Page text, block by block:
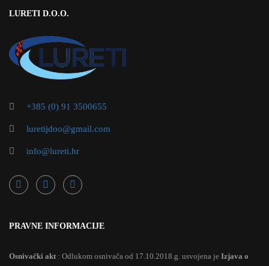
LURETI D.O.O.
+385 (0) 91 3500655
luretijdoo@gmail.com
info@lureti.hr
PRAVNE INFORMACIJE
Osnivački akt : Odlukom osnivača od 17.10.2018.g. usvojena je Izjava o